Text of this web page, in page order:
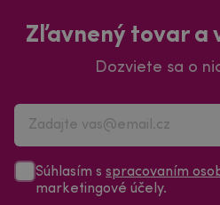
Zľavnený tovar a
Dozviete sa o
Súhlasím s spracovaním
marketingové účely.